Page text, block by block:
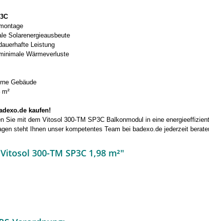
Solarenergieausbeute
Leistung
Wärmeverluste
Gebäude
kaufen!
Sie mit dem Vitosol 300-TM SP3C Balkonmodul in eine
steht Ihnen unser kompetentes Team bei badexo.de jederzeit
300-TM SP3C 1,98 m²"